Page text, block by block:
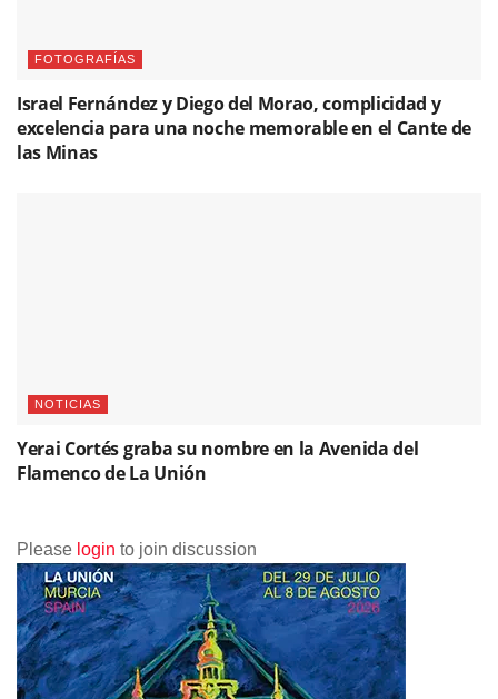
FOTOGRAFÍAS
Israel Fernández y Diego del Morao, complicidad y
excelencia para una noche memorable en el Cante de
las Minas
NOTICIAS
Yerai Cortés graba su nombre en la Avenida del
Flamenco de La Unión
Please login to join discussion